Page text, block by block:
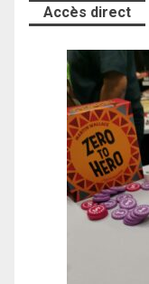
Accès direct